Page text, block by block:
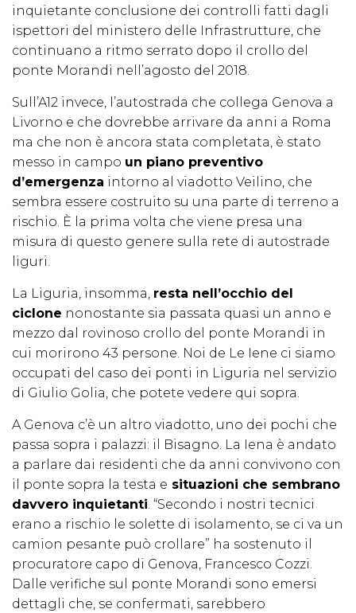
inquietante conclusione dei controlli fatti dagli
ispettori del ministero delle Infrastrutture, che
continuano a ritmo serrato dopo il crollo del
ponte Morandi nell’agosto del 2018.
Sull’A12 invece, l’autostrada che collega Genova a
Livorno e che dovrebbe arrivare da anni a Roma
ma che non è ancora stata completata, è stato
messo in campo un piano preventivo
d’emergenza intorno al viadotto Veilino, che
sembra essere costruito su una parte di terreno a
rischio. È la prima volta che viene presa una
misura di questo genere sulla rete di autostrade
liguri.
La Liguria, insomma, resta nell’occhio del
ciclone nonostante sia passata quasi un anno e
mezzo dal rovinoso crollo del ponte Morandi in
cui morirono 43 persone. Noi de Le Iene ci siamo
occupati del caso dei ponti in Liguria nel servizio
di Giulio Golia, che potete vedere qui sopra.
A Genova c’è un altro viadotto, uno dei pochi che
passa sopra i palazzi: il Bisagno. La Iena è andato
a parlare dai residenti che da anni convivono con
il ponte sopra la testa e situazioni che sembrano
davvero inquietanti. “Secondo i nostri tecnici
erano a rischio le solette di isolamento, se ci va un
camion pesante può crollare” ha sostenuto il
procuratore capo di Genova, Francesco Cozzi.
Dalle verifiche sul ponte Morandi sono emersi
dettagli che, se confermati, sarebbero